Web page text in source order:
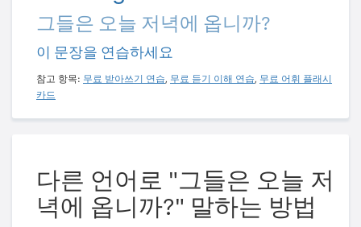
그들은 오늘 저녁에 옵니까?
이 문장을 연습하세요
참고 항목: 무료 받아쓰기 연습, 무료 듣기 이해 연습, 무료 어휘 플래시
카드
다른 언어로 "그들은 오늘 저
녁에 옵니까?" 말하는 방법